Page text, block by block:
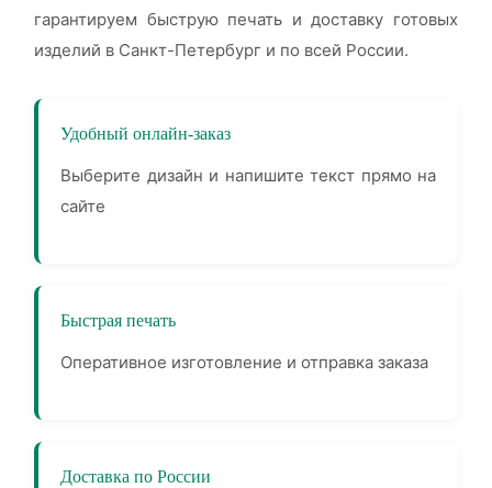
гарантируем быструю печать и доставку готовых
изделий в Санкт-Петербург и по всей России.
Удобный онлайн-заказ
Выберите дизайн и напишите текст прямо на
сайте
Быстрая печать
Оперативное изготовление и отправка заказа
Доставка по России